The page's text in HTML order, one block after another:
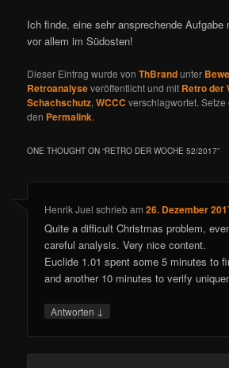
Ich finde, eine sehr ansprechende
vor allem im Südosten!
Dieser Eintrag wurde vonThBrandunter
Retroanalyseveröffentlicht und mit Retro der
Schachschutz,WCCC verschlagwortet.
den Permalink.
ONE THOUGHT ON “RETRO DER WOCHE 52/2017”
Henrik Juel schriebam26. Dezember
Quite a difficult Christmas problem,
careful analysis. Very nice content.
Euclide 1.01 spent some 5 minutes to
and another 10 minutes to verify
Antworten ↓